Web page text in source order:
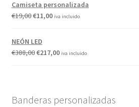
Camiseta personalizada
€19,00€11,00 iva incluido
NEÓN LED
€388,00€217,00 iva incluido
Banderas personalizadas